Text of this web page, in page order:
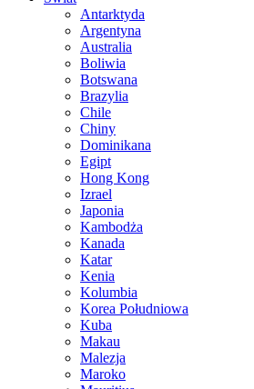
Antarktyda
Argentyna
Australia
Boliwia
Botswana
Brazylia
Chile
Chiny
Dominikana
Egipt
Hong Kong
Izrael
Japonia
Kambodża
Kanada
Katar
Kenia
Kolumbia
Korea Południowa
Kuba
Makau
Malezja
Maroko